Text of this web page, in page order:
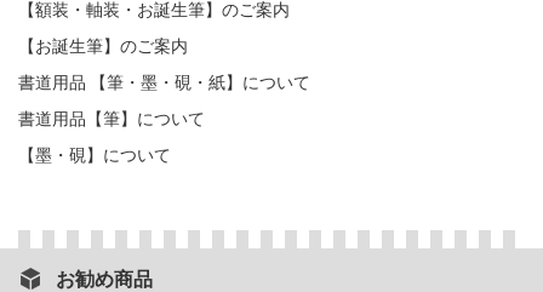
【額装・軸装・お誕生筆】のご案内
【お誕生筆】のご案内
書道用品 【筆・墨・硯・紙】について
書道用品【筆】について
【墨・硯】について
お勧め商品